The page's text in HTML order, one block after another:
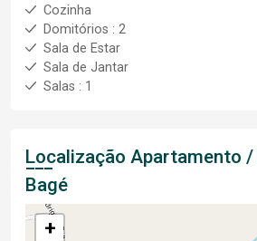
Cozinha
Domitórios : 2
Sala de Estar
Sala de Jantar
Salas : 1
Localização Apartamento /
Bagé
+